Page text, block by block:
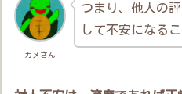
カメさん
つまり、他人の
して不安になるこ